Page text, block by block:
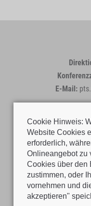
E-Mail:
Cookie Hinweis:
Website Cookies
erforderlich,
Onlineangebot zu
Cookies über den
zustimmen, oder
vornehmen und
akzeptieren"